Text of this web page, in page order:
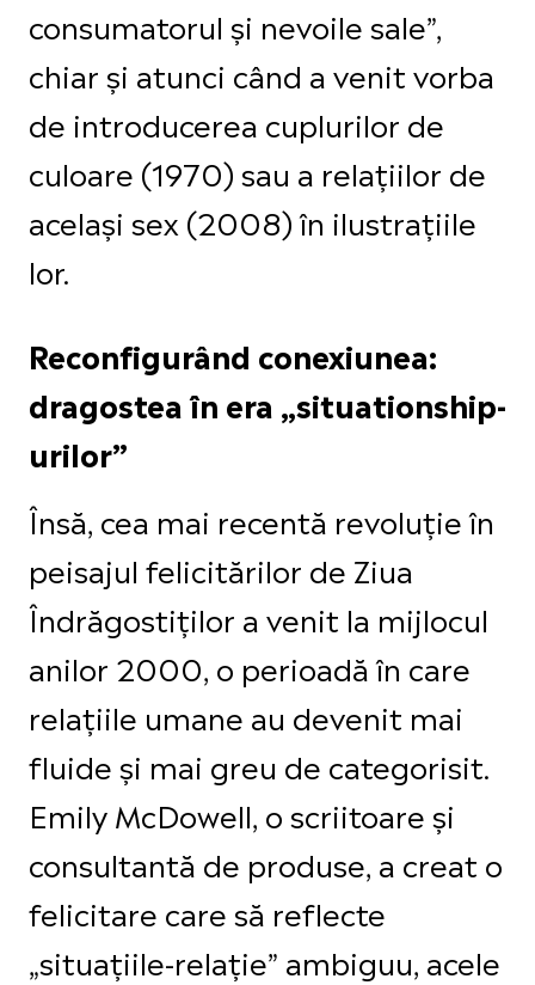
consumatorul și nevoile sale”,
chiar și atunci când a venit vorba
de introducerea cuplurilor de
culoare (1970) sau a relațiilor de
același sex (2008) în ilustrațiile
lor.
Reconfigurând conexiunea:
dragostea în era „situationship-
urilor”
Însă, cea mai recentă revoluție în
peisajul felicitărilor de Ziua
Îndrăgostiților a venit la mijlocul
anilor 2000, o perioadă în care
relațiile umane au devenit mai
fluide și mai greu de categorisit.
Emily McDowell, o scriitoare și
consultantă de produse, a creat o
felicitare care să reflecte
„situațiile-relație” ambiguu, acele